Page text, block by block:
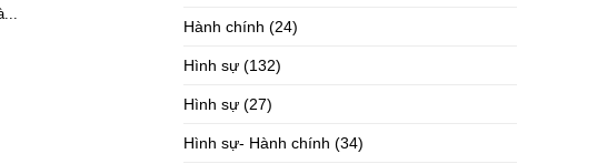
Hành chính (24)
Hình sự (132)
Hình sự (27)
Hình sự- Hành chính (34)